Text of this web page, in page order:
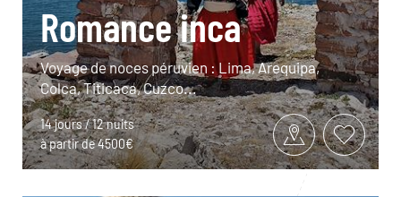
Romance inca
Voyage de noces péruvien : Lima, Arequipa,
Colca, Titicaca, Cuzco...
14 jours / 12 nuits
à partir de 4500€